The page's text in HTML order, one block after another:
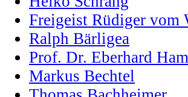
Freigeist Rüdiger vom
Ralph Bärligea
Prof. Dr. Eberhard
Markus Bechtel